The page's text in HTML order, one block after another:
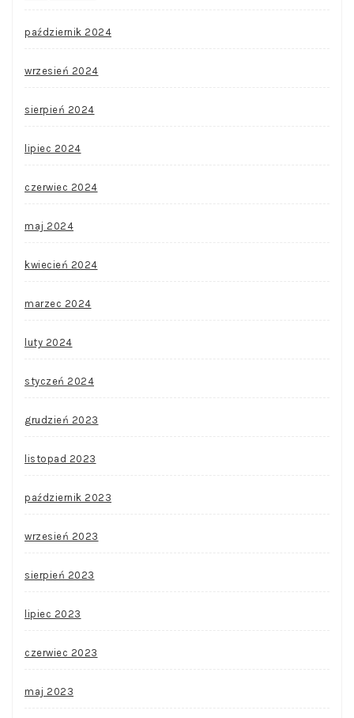
październik 2024
wrzesień 2024
sierpień 2024
lipiec 2024
czerwiec 2024
maj 2024
kwiecień 2024
marzec 2024
luty 2024
styczeń 2024
grudzień 2023
listopad 2023
październik 2023
wrzesień 2023
sierpień 2023
lipiec 2023
czerwiec 2023
maj 2023